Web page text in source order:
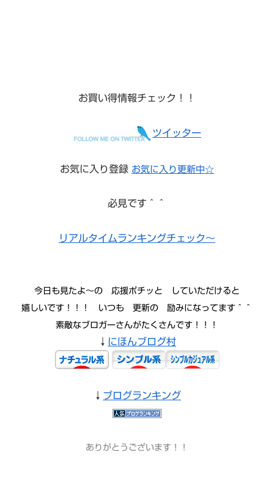
お買い得情報チェック！！
ツイッター
お気に入り登録 お気に入り更新中☆
必見です＾＾
リアルタイムランキングチェック～
今日も見たよ〜の 応援ポチッと していただけると
嬉しいです！！！ いつも 更新の 励みになってます＾＾
素敵なブロガーさんがたくさんです！！！
↓ にほんブログ村
↓ ブログランキング
ありがとうございます！！